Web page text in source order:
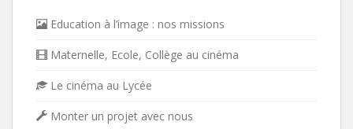
Education à l’image : nos missions
Maternelle, Ecole, Collège au cinéma
Le cinéma au Lycée
Monter un projet avec nous